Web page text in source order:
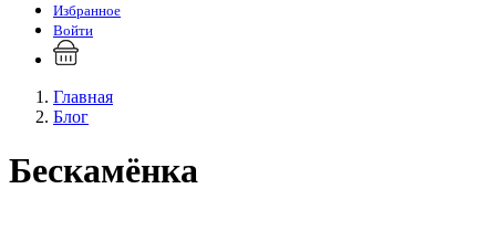
Избранное
Войти
Главная
Блог
Бескамёнка